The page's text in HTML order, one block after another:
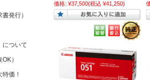
価格: ¥37,500(税込 ¥41,250)
発行）
について
）
価！